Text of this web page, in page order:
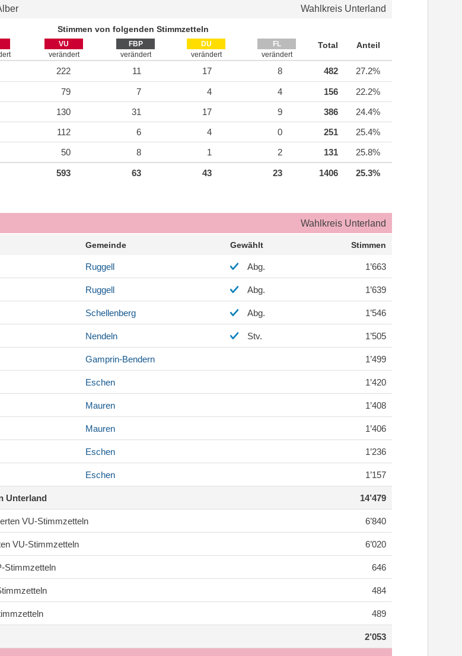
Wahlkreis Unterland
Stimmen von folgenden Stimmzetteln
VU
verändert
FBP
verändert
DU
verändert
FL
verändert
Total Anteil
222 11 17 8 482 27.2%
79 7 4 4 156
22.2%
130 31 17 9 386
24.4%
112 6 4 0 251
25.4%
50 8 1 2 131 25.8%
593 63 43 23 1406 25.3%
Wahlkreis Unterland
Gemeinde Gewählt Stimmen
Ruggell Abg. 1’663
Ruggell Abg. 1’639
Schellenberg Abg. 1’546
Nendeln Stv. 1’505
Gamprin-Bendern 1’499
Eschen 1’420
Mauren 1’408
Mauren 1’406
Eschen 1’236
Eschen 1’157
Unterland 14’479
VU-Stimmzetteln 6’840
VU-Stimmzetteln 6’020
Stimmzetteln 646
484
489
2’053